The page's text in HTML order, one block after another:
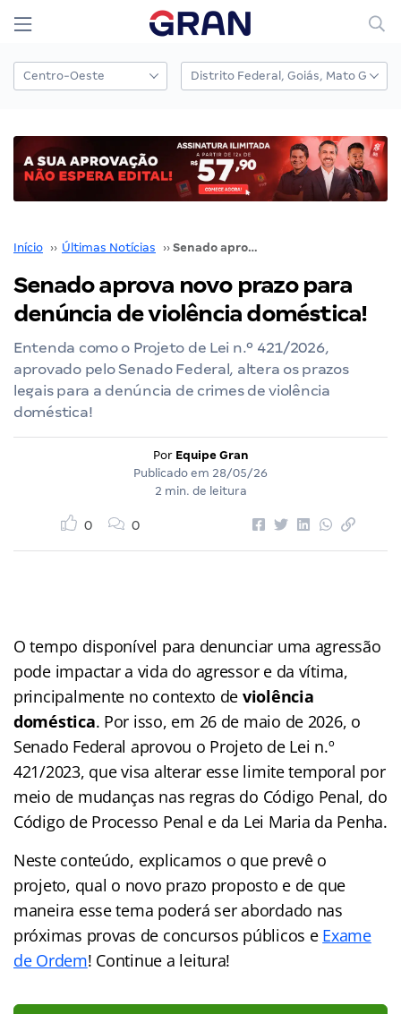
Início ›› Últimas Notícias ›› Senado aprova novo prazo para denúncia de violência doméstica!
Senado aprova novo prazo para
denúncia de violência doméstica!
Entenda como o Projeto de Lei n.º 421/2026,
aprovado pelo Senado Federal, altera os prazos
legais para a denúncia de crimes de violência
doméstica!
Por Equipe Gran
Publicado em 28/05/26
2 min. de leitura
0 0
O tempo disponível para denunciar uma agressão
pode impactar a vida do agressor e da vítima,
principalmente no contexto de violência
doméstica. Por isso, em 26 de maio de 2026, o
Senado Federal aprovou o Projeto de Lei n.º
421/2023, que visa alterar esse limite temporal por
meio de mudanças nas regras do Código Penal, do
Código de Processo Penal e da Lei Maria da Penha.
Neste conteúdo, explicamos o que prevê o
projeto, qual o novo prazo proposto e de que
maneira esse tema poderá ser abordado nas
próximas provas de concursos públicos e Exame
de Ordem! Continue a leitura!